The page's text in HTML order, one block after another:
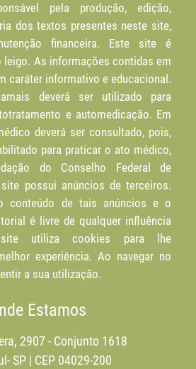
pela produção, edição,
dos textos presentes neste site,
financeira. Este site é
leigo. As informações contidas em
caráter informativo e educacional.
deverá ser utilizado para
e automedicação. Em
deverá ser consultado, pois,
para praticar o ato médico,
do Conselho Federal de
possui anúncios de terceiros.
conteúdo de tais anúncios e o
é livre de qualquer influência
utiliza cookies para lhe
experiência. Ao navegar no
a sua utilização.
Estamos
2907 - Conjunto 1618
SP | CEP 04029-200